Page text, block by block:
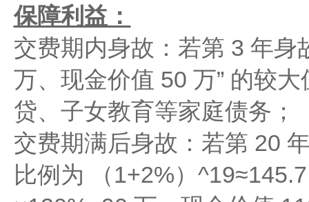
保障利益：
交费期内身故：若第 3 年身
万、现金价值 50 万” 的较
贷、子女教育等家庭债务；
交费期满后身故：若第 20
比例为 （1+2%）